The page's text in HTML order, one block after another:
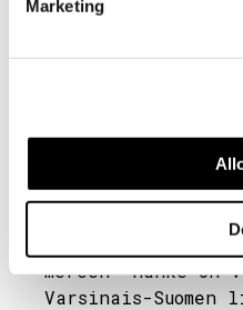
Marketing
Kuva: Siv
Söderbyträsk
2026 aikana
mereen -hankkeen
mereen -hanke on
Varsinais-